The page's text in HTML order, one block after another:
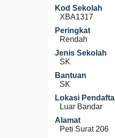
Kod Sekolah
XBA1317
Peringkat
Rendah
Jenis Sekolah
SK
Bantuan
SK
Lokasi
Luar Bandar
Alamat
Peti Surat 206